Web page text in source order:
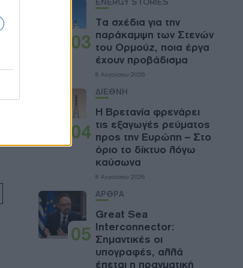
03
Τα σχέδια για την
παράκαμψη των Στενών
του Ορμούζ, ποια έργα
έχουν προβάδισμα
8 Αυγούστου 2026
04
ΔΙΕΘΝΗ
Η Βρετανία φρενάρει
τις εξαγωγές ρεύματος
προς την Ευρώπη – Στο
όριο το δίκτυο λόγω
καύσωνα
8 Αυγούστου 2026
05
ΑΡΘΡΑ
Great Sea
Interconnector:
Σημαντικές οι
υπογραφές, αλλά
έπεται η πραγματική